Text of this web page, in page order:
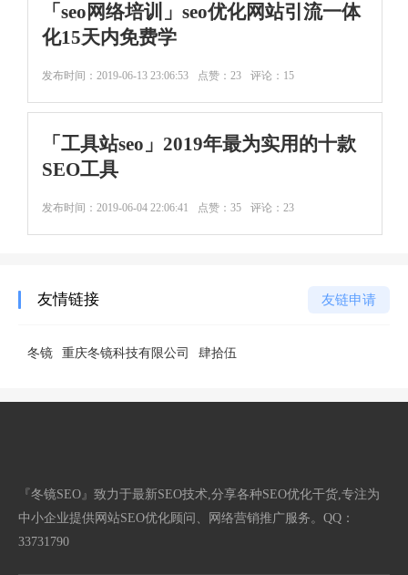
「seo网络培训」seo优化网站引流一体
化15天内免费学
发布时间： 2019-06-13 23:06:53 点赞：23 评论：15
「工具站seo」2019年最为实用的十款
SEO工具
发布时间： 2019-06-04 22:06:41 点赞：35 评论：23
友情链接 友链申请
冬镜 重庆冬镜科技有限公司 肆拾伍
『冬镜SEO』致力于最新SEO技术,分享各种SEO优化干货,专注为
中小企业提供网站SEO优化顾问、网络营销推广服务。QQ：
33731790